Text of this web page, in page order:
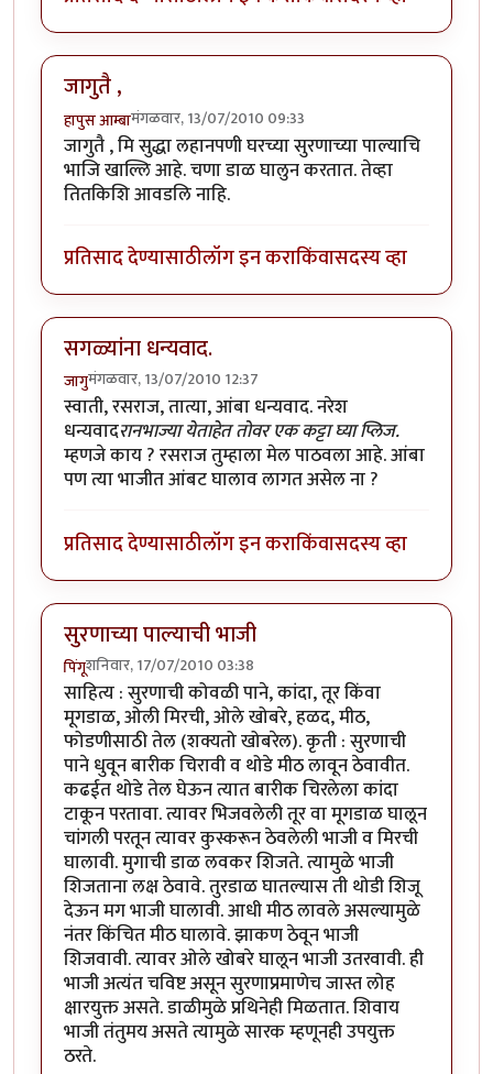
जागुतै ,
हापुस आम्बामंगळवार, 13/07/2010 09:33
जागुतै , मि सुद्धा लहानपणी घरच्या सुरणाच्या पाल्याचि
भाजि खाल्लि आहे. चणा डाळ घालुन करतात. तेव्हा
तितकिशि आवडलि नाहि.
प्रतिसाद देण्यासाठीलॉग इन कराकिंवासदस्य व्हा
सगळ्यांना धन्यवाद.
जागुमंगळवार, 13/07/2010 12:37
स्वाती, रसराज, तात्या, आंबा धन्यवाद. नरेश
धन्यवादरानभाज्या येताहेत तोवर एक कट्टा घ्या प्लिज.
म्हणजे काय ? रसराज तुम्हाला मेल पाठवला आहे. आंबा
पण त्या भाजीत आंबट घालाव लागत असेल ना ?
प्रतिसाद देण्यासाठीलॉग इन कराकिंवासदस्य व्हा
सुरणाच्या पाल्याची भाजी
पिंगूशनिवार, 17/07/2010 03:38
साहित्य : सुरणाची कोवळी पाने, कांदा, तूर किंवा
मूगडाळ, ओली मिरची, ओले खोबरे, हळद, मीठ,
फोडणीसाठी तेल (शक्यतो खोबरेल). कृती : सुरणाची
पाने धुवून बारीक चिरावी व थोडे मीठ लावून ठेवावीत.
कढईत थोडे तेल घेऊन त्यात बारीक चिरलेला कांदा
टाकून परतावा. त्यावर भिजवलेली तूर वा मूगडाळ घालून
चांगली परतून त्यावर कुस्करून ठेवलेली भाजी व मिरची
घालावी. मुगाची डाळ लवकर शिजते. त्यामुळे भाजी
शिजताना लक्ष ठेवावे. तुरडाळ घातल्यास ती थोडी शिजू
देऊन मग भाजी घालावी. आधी मीठ लावले असल्यामुळे
नंतर किंचित मीठ घालावे. झाकण ठेवून भाजी
शिजवावी. त्यावर ओले खोबरे घालून भाजी उतरवावी. ही
भाजी अत्यंत चविष्ट असून सुरणाप्रमाणेच जास्त लोह
क्षारयुक्त असते. डाळीमुळे प्रथिनेही मिळतात. शिवाय
भाजी तंतुमय असते त्यामुळे सारक म्हणूनही उपयुक्त
ठरते.